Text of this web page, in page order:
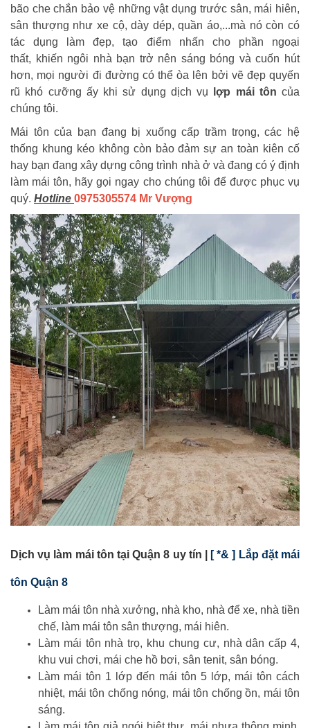
bão che chắn bảo vệ những vật dụng trước sân, mái hiên,
sân thượng như xe cộ, dày dép, quần áo,...mà nó còn có
tác dụng làm đẹp, tạo điểm nhấn cho phần ngoại
thất, khiến ngôi nhà bạn trở nên sáng bóng và cuốn hút
hơn, mọi người đi đường có thể òa lên bởi vẽ đẹp quyến
rũ khó cưỡng ấy khi sử dụng dịch vụ
lợp mái tôn của
chúng tôi.
Mái tôn của bạn đang bị xuống cấp trầm trọng, các hệ
thống khung kéo không còn bảo đảm sự an toàn kiên cố
hay bạn đang xây dựng công trình nhà ở và đang có ý định
làm mái tôn, hãy gọi ngay cho chúng tôi để được phục vụ
quý. Hotline 0975305574 Mr Vượng
Dịch vụ làm mái tôn tại Quận 8 uy tín | [ *& ] Lắp đặt mái
tôn Quận 8
Làm mái tôn nhà xưởng, nhà kho, nhà để xe, nhà tiền
chế, làm mái tôn sân thượng, mái hiên.
Làm mái tôn nhà trọ, khu chung cư, nhà dân cấp 4,
khu vui chơi, mái che hồ bơi, sân tenit, sân bóng.
Làm mái tôn 1 lớp đến mái tôn 5 lớp, mái tôn cách
nhiệt, mái tôn chống nóng, mái tôn chống ồn, mái tôn
sáng.